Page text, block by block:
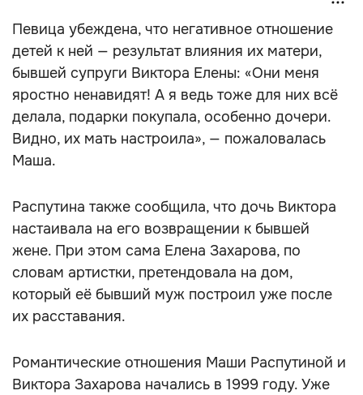
Певица убеждена, что негативное отношение
детей к ней — результат влияния их матери,
бывшей супруги Виктора Елены: «Они меня
яростно ненавидят! А я ведь тоже для них всё
делала, подарки покупала, особенно дочери.
Видно, их мать настроила», — пожаловалась
Маша.
Распутина также сообщила, что дочь Виктора
настаивала на его возвращении к бывшей
жене. При этом сама Елена Захарова, по
словам артистки, претендовала на дом,
который её бывший муж построил уже после
их расставания.
Романтические отношения Маши Распутиной и
Виктора Захарова начались в 1999 году. Уже